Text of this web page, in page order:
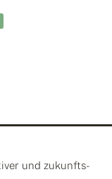
und zukunfts­